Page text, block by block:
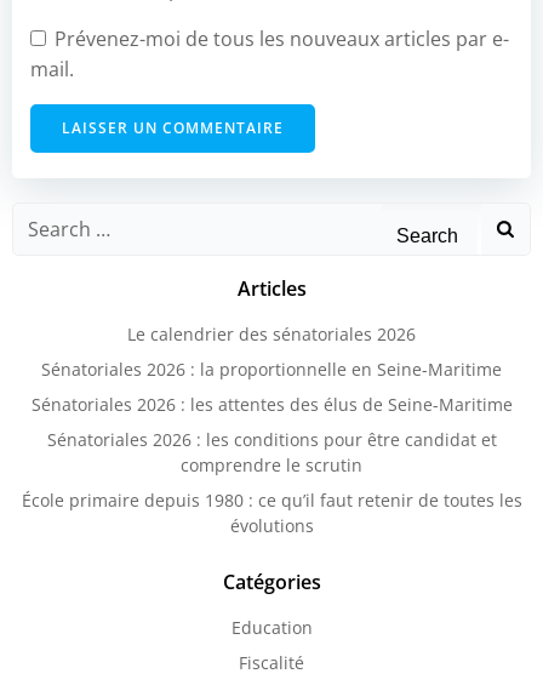
Prévenez-moi de tous les nouveaux articles par e-
mail.
for:
Articles
Le calendrier des sénatoriales 2026
Sénatoriales 2026 : la proportionnelle en Seine-Maritime
Sénatoriales 2026 : les attentes des élus de Seine-Maritime
Sénatoriales 2026 : les conditions pour être candidat et
comprendre le scrutin
École primaire depuis 1980 : ce qu’il faut retenir de toutes les
évolutions
Catégories
Education
Fiscalité